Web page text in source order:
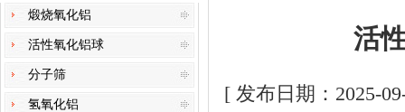
煅烧氧化铝
活性氧化铝球
分子筛
氢氧化铝
活
[ 发布日期：2025-